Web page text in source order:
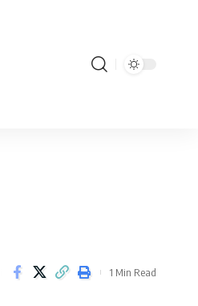
1 Min Read